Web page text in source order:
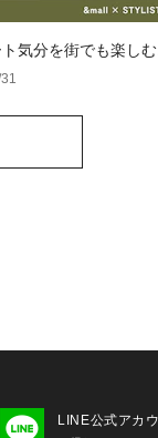
ト気分を街でも楽しむ
4選
LINE公式アカ